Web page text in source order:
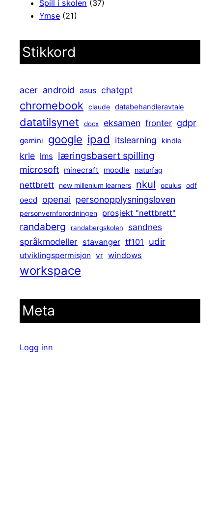
Spill i skolen (37)
Ymse (21)
Stikkord
acer android asus chatgpt
chromebook claude databehandleravtale
datatilsynet docx eksamen fronter gdpr
gemini google ipad itslearning kindle
krle lms læringsbasert spilling
microsoft minecraft moodle naturfag
nettbrett new millenium learners nkul oculus odf
oecd openai personopplysningsloven
personvernforordningen prosjekt "nettbrett"
randaberg randabergskolen
sandnes
språkmodeller stavanger tf101 udir
utviklingspermisjon vr windows
workspace
Meta
Logg inn